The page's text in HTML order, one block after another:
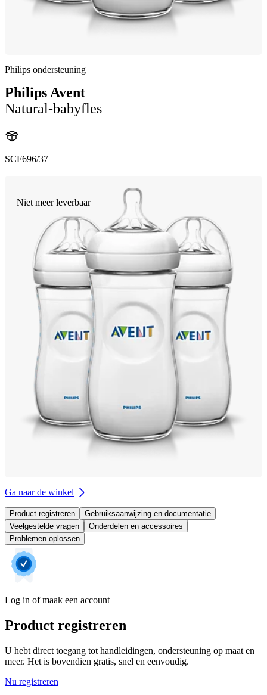
Philips ondersteuning
Philips Avent
Natural-babyfles
SCF696/37
Niet meer leverbaar
Ga naar de winkel
Product registreren
Gebruiksaanwijzing en documentatie
Veelgestelde vragen
Onderdelen en accessoires
Problemen oplossen
Log in of maak een account
Product registreren
U hebt direct toegang tot handleidingen, ondersteuning op maat en
meer. Het is bovendien gratis, snel en eenvoudig.
Nu registreren